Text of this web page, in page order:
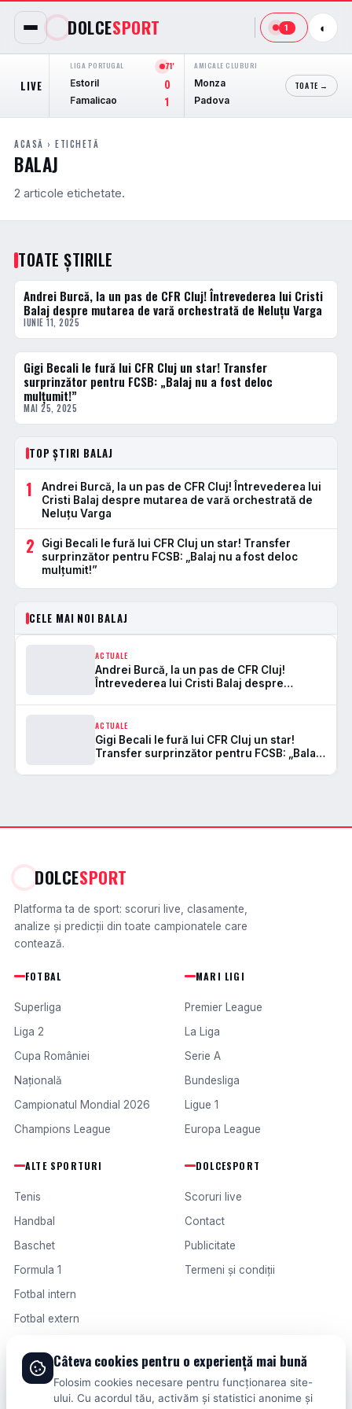
DOLCESPORT 1 ◐
LIVE
LIGA PORTUGAL
71'
Estoril
0
Famalicao 1
AMICALE CLUBURI
Monza
3
Padova
Club
Kortrijk
TOATE →
ACASĂ › ETICHETĂ
BALAJ
2 articole etichetate.
TOATE ȘTIRILE
ACTUALE
Andrei Burcă, la un pas de CFR Cluj! Întrevederea lui Cristi
Balaj despre mutarea de vară orchestrată de Neluțu Varga
IUNIE 11, 2025
ACTUALE
Gigi Becali le fură lui CFR Cluj un star! Transfer
surprinzător pentru FCSB: „Balaj nu a fost deloc
mulțumit!”
MAI 25, 2025
TOP ȘTIRI BALAJ
1
Andrei Burcă, la un pas de CFR Cluj! Întrevederea lui
Cristi Balaj despre mutarea de vară orchestrată de
Neluțu Varga
2
Gigi Becali le fură lui CFR Cluj un star! Transfer
surprinzător pentru FCSB: „Balaj nu a fost deloc
mulțumit!”
CELE MAI NOI BALAJ
ACTUALE
Andrei Burcă, la un pas de CFR Cluj!
Întrevederea lui Cristi Balaj despre
Varga
ACTUALE
Gigi Becali le fură lui CFR Cluj un star!
Transfer surprinzător pentru FCSB: „Balaj
DOLCESPORT
Platforma ta de sport: scoruri live, clasamente,
analize și predicții din toate campionatele care
contează.
FOTBAL
Superliga
Liga 2
Cupa României
Națională
Campionatul Mondial 2026
Champions League
MARI LIGI
Premier League
La Liga
Serie A
Bundesliga
Ligue 1
Europa League
ALTE SPORTURI
Tenis
Handbal
Baschet
Formula 1
Fotbal intern
Fotbal extern
DOLCESPORT
Scoruri live
Contact
Publicitate
Termeni și condiții
© 2026 DOLCESPORT. TOATE DREPTURILE REZERVATE.
SCORURI, CLASAMENTE ȘI ANALIZE DIN TOATE COMPETIȚIILE
Câteva cookies pentru o experiență mai bună
Folosim cookies necesare pentru funcționarea site-
ului. Cu acordul tău, activăm și statistici anonime și